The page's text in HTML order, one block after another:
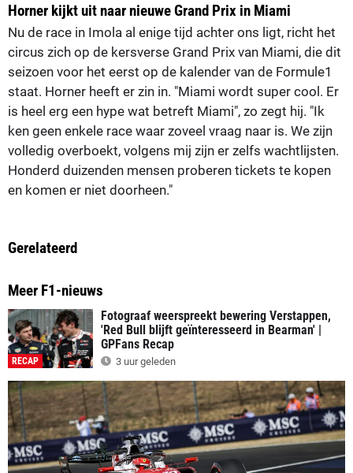
Horner kijkt uit naar nieuwe Grand Prix in Miami
Nu de race in Imola al enige tijd achter ons ligt, richt het
circus zich op de kersverse Grand Prix van Miami, die dit
seizoen voor het eerst op de kalender van de Formule1
staat. Horner heeft er zin in. "Miami wordt super cool. Er
is heel erg een hype wat betreft Miami", zo zegt hij. "Ik
ken geen enkele race waar zoveel vraag naar is. We zijn
volledig overboekt, volgens mij zijn er zelfs wachtlijsten.
Honderd duizenden mensen proberen tickets te kopen
en komen er niet doorheen."
Gerelateerd
Meer F1-nieuws
RECAP
Fotograaf weerspreekt bewering Verstappen,
'Red Bull blijft geïnteresseerd in Bearman' |
GPFans Recap
3 uur geleden